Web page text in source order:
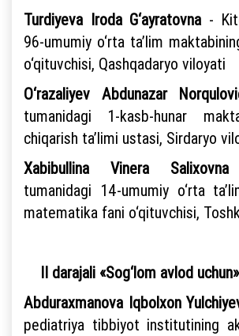
Turdiyeva Iroda G‘ayratovna-
96-umumiy o‘rta ta’lim
o‘qituvchisi, Qashqadaryo viloyati
O‘razaliyev Abdunazar
tumanidagi 1-kasb-hunar
chiqarish ta’limi ustasi, Sirdaryo
Xabibullina Vinera Salixovna
tumanidagi 14-umumiy o‘rta
matematika fani o‘qituvchisi,
II darajali «Sog‘lom avlod
Abduraxmanova Iqbolxon
pediatriya tibbiyot institutining